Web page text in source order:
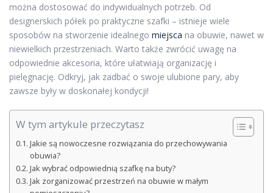
można dostosować do indywidualnych potrzeb. Od
designerskich półek po praktyczne szafki – istnieje wiele
sposobów na stworzenie idealnego miejsca na obuwie, nawet w
niewielkich przestrzeniach. Warto także zwrócić uwagę na
odpowiednie akcesoria, które ułatwiają organizację i
pielęgnację. Odkryj, jak zadbać o swoje ulubione pary, aby
zawsze były w doskonałej kondycji!
W tym artykule przeczytasz
Jakie są nowoczesne rozwiązania do przechowywania
obuwia?
Jak wybrać odpowiednią szafkę na buty?
Jak zorganizować przestrzeń na obuwie w małym